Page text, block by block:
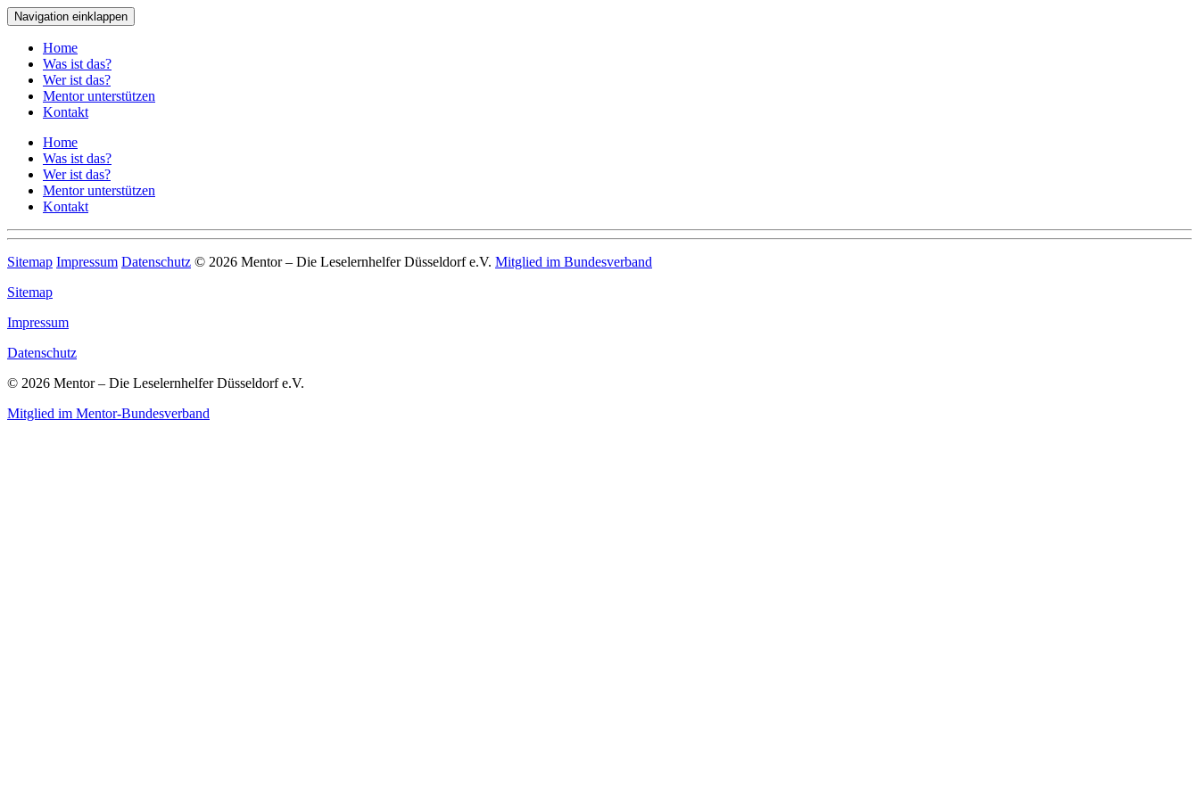
Navigation einklappen
Home
Was ist das?
Wer ist das?
Mentor unterstützen
Kontakt
Home
Was ist das?
Wer ist das?
Mentor unterstützen
Kontakt
Sitemap Impressum Datenschutz © 2026 Mentor – Die Leselernhelfer Düsseldorf e.V. Mitglied im Bundesverband
Sitemap
Impressum
Datenschutz
© 2026 Mentor – Die Leselernhelfer Düsseldorf e.V.
Mitglied im Mentor-Bundesverband